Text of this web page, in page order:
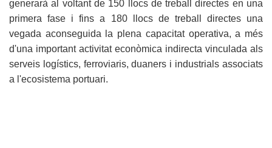
generarà al voltant de 150 llocs de treball directes en una
primera fase i fins a 180 llocs de treball directes una
vegada aconseguida la plena capacitat operativa, a més
d'una important activitat econòmica indirecta vinculada als
serveis logístics, ferroviaris, duaners i industrials associats
a l'ecosistema portuari.